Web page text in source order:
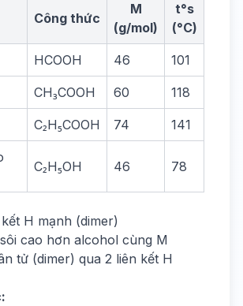
Công thức
M
(g/mol)
t°s
(°C)
HCOOH 46 101
CH₃COOH 60 118
C₂H₅COOH 74 141
C₂H₅OH 46 78
H mạnh (dimer)
cao hơn alcohol cùng M
tử (dimer) qua 2 liên kết H